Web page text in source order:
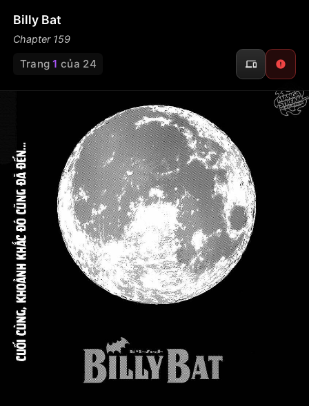
Billy Bat
Chapter 159
Trang1 của 24